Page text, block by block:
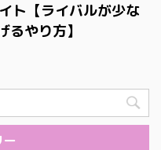
ト【ライバルが少な
るやり方】
ー